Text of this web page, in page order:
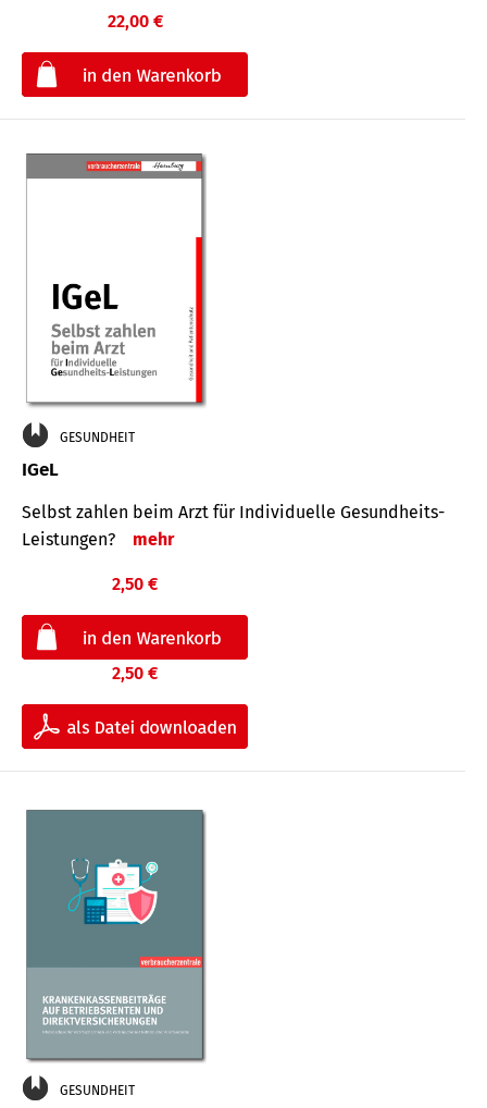
22,00 €
GESUNDHEIT
IGeL
Selbst zahlen beim Arzt für Indi­vidu­elle Gesund­heits-
Leis­tungen?
mehr
2,50 €
2,50 €
GESUNDHEIT